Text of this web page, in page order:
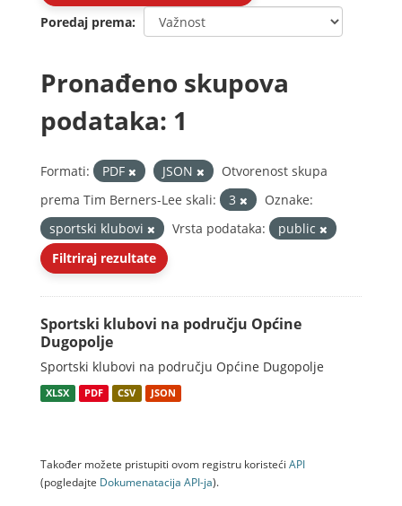
Poredaj prema
Pronađeno skupova
podataka: 1
Formati: PDF JSON
Otvorenost skupa
prema Tim Berners-Lee skali:
3
Oznake:
sportski klubovi
Vrsta podataka:
public
Filtriraj rezultate
Sportski klubovi na području Općine
Dugopolje
Sportski klubovi na području Općine Dugopolje
XLSX PDF CSV JSON
Također možete pristupiti ovom registru koristeći API
(pogledajte Dokumenаtаcijа API-jа).